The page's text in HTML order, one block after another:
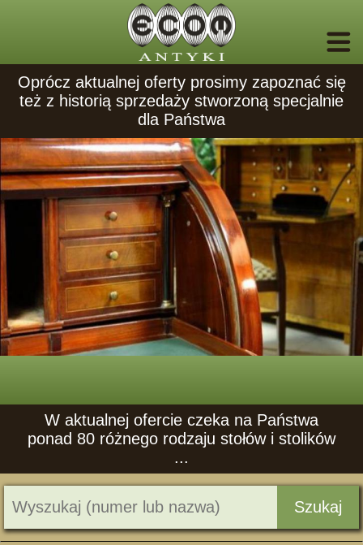
Oprócz aktualnej oferty prosimy zapoznać się
też z historią sprzedaży stworzoną specjalnie
dla Państwa
W aktualnej ofercie czeka na Państwa
ponad 80 różnego rodzaju stołów i stolików
...
Szukaj